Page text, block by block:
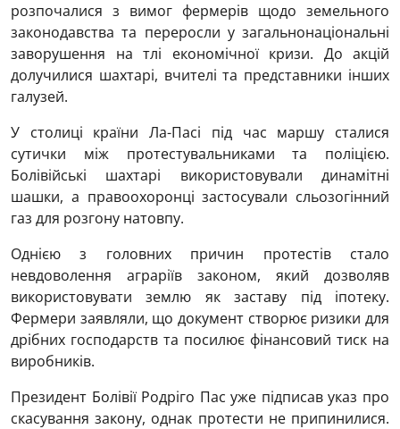
розпочалися з вимог фермерів щодо земельного
законодавства та переросли у загальнонаціональні
заворушення на тлі економічної кризи. До акцій
долучилися шахтарі, вчителі та представники інших
галузей.
У столиці країни Ла-Пасі під час маршу сталися
сутички між протестувальниками та поліцією.
Болівійські шахтарі використовували динамітні
шашки, а правоохоронці застосували сльозогінний
газ для розгону натовпу.
Однією з головних причин протестів стало
невдоволення аграріїв законом, який дозволяв
використовувати землю як заставу під іпотеку.
Фермери заявляли, що документ створює ризики для
дрібних господарств та посилює фінансовий тиск на
виробників.
Президент Болівії Родріго Пас уже підписав указ про
скасування закону, однак протести не припинилися.